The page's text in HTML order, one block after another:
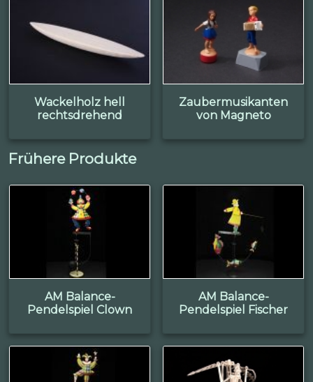
Wackelholz hell
rechtsdrehend
Zaubermusikanten
von Magneto
Frühere Produkte
AM Balance-
Pendelspiel Clown
AM Balance-
Pendelspiel Fischer